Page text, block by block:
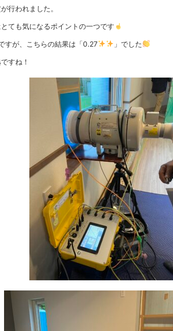
行われました。
ても気になるポイントの一つです
すが、こちらの結果は「0.27 」でした
すね！